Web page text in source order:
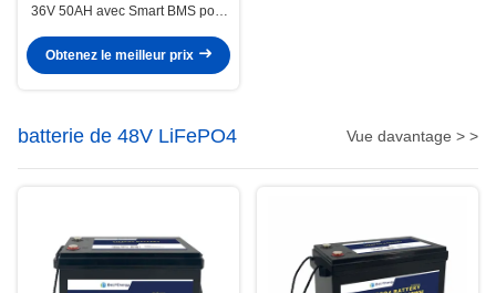
36V 50AH avec Smart BMS pour
navale
Obtenez le meilleur prix
batterie de 48V LiFePO4 Vue davantage > >